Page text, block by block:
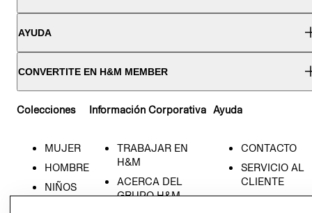
AYUDA
CONVERTITE EN H&M MEMBER
Colecciones
MUJER
HOMBRE
NIÑOS
Información Corporativa
TRABAJAR EN
H&M
ACERCA DEL
GRUPO H&M
Ayuda
CONTACTO
SERVICIO AL
CLIENTE